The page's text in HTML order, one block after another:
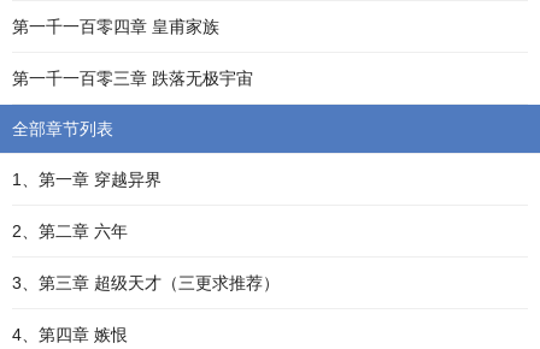
第一千一百零四章 皇甫家族
第一千一百零三章 跌落无极宇宙
全部章节列表
1、第一章 穿越异界
2、第二章 六年
3、第三章 超级天才（三更求推荐）
4、第四章 嫉恨